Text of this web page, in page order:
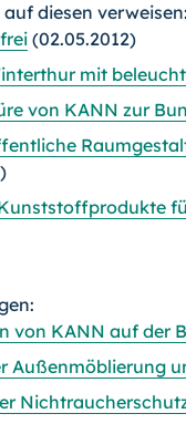
diesen verweisen:
(02.05.2012)
mit
von KANN zur
von KANN auf der
Außenmöblierung